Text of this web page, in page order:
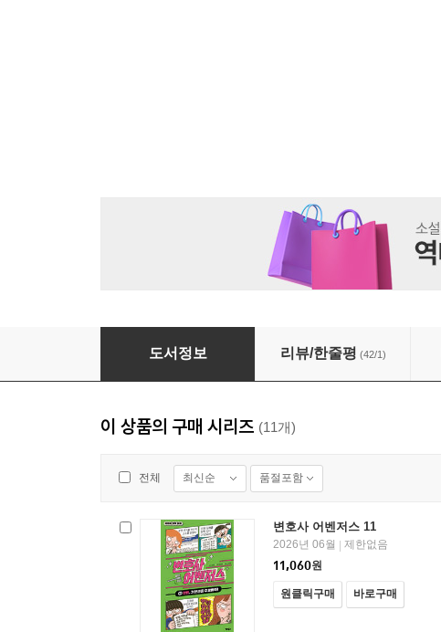
변호사 어벤저스 11
도서정보 리뷰/한줄평 (42/1)
이 상품의 구매 시리즈 (11개)
전체 최신순 품절포함
변호사 어벤저스 11
2026년 06월 | 제한없음
11,060원
원클릭구매 바로구매